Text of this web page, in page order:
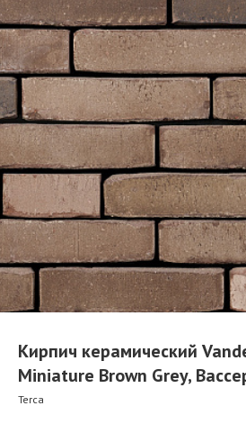
Кирпич керамический
Miniature Brown Grey,
Terca